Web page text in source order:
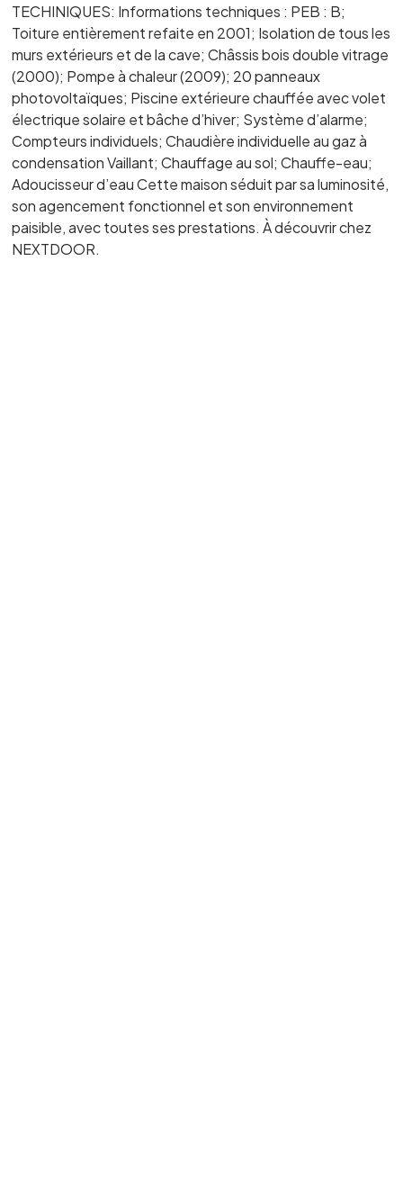
TECHINIQUES: Informations techniques : PEB : B;
Toiture entièrement refaite en 2001; Isolation de tous les
murs extérieurs et de la cave; Châssis bois double vitrage
(2000); Pompe à chaleur (2009); 20 panneaux
photovoltaïques; Piscine extérieure chauffée avec volet
électrique solaire et bâche d’hiver; Système d’alarme;
Compteurs individuels; Chaudière individuelle au gaz à
condensation Vaillant; Chauffage au sol; Chauffe-eau;
Adoucisseur d’eau Cette maison séduit par sa luminosité,
son agencement fonctionnel et son environnement
paisible, avec toutes ses prestations. À découvrir chez
NEXTDOOR.